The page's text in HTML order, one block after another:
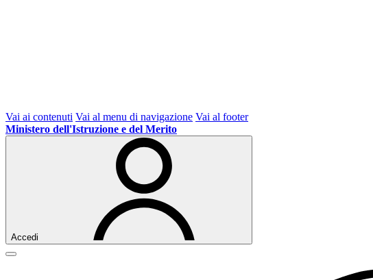
Vai ai contenuti Vai al menu di navigazione Vai al footer
Ministero dell'Istruzione e del Merito
Accedi